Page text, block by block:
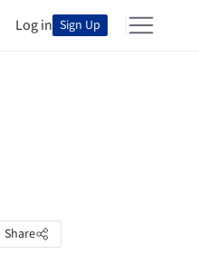
Log in Sign Up
Share